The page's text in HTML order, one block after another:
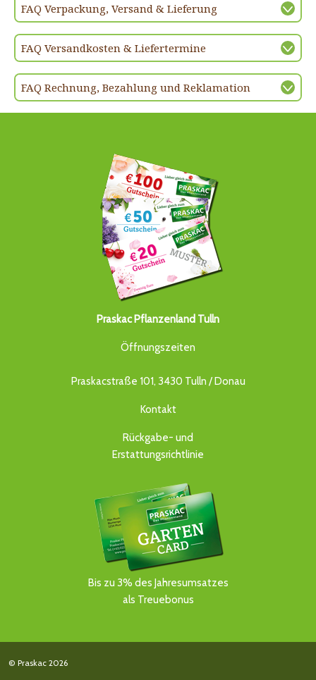
FAQ Verpackung, Versand & Lieferung
FAQ Versandkosten & Liefertermine
FAQ Rechnung, Bezahlung und Reklamation
Praskac Pflanzenland Tulln
Öffnungszeiten
Praskacstraße 101, 3430 Tulln / Donau
Kontakt
Rückgabe- und
Erstattungsrichtlinie
Bis zu 3% des Jahresumsatzes
als Treuebonus
© Praskac 2026